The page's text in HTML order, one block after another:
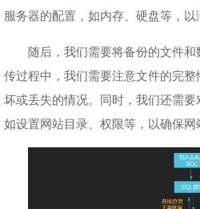
服务器的配置，如内存、硬盘等，以
随后，我们需要将备份的文件
传过程中，我们需要注意文件的完
坏或丢失的情况。同时，我们还需要
如设置网站目录、权限等，以确保网